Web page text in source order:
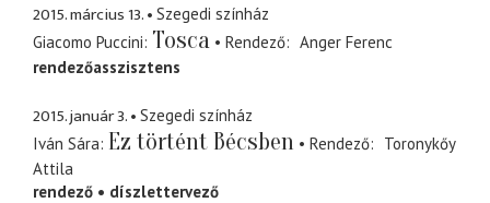
2015. március 13.
Szegedi színház
Giacomo Puccini Tosca Rendező
Anger Ferenc
rendezőasszisztens
2015. január 3.
Szegedi színház
Iván Sára Ez történt Bécsben Rendező
Toronykőy
Attila
rendező
díszlettervező